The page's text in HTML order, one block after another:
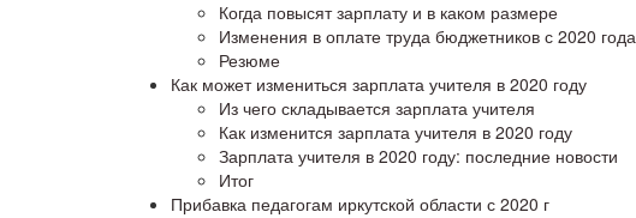
Когда повысят зарплату и в каком размере
Изменения в оплате труда бюджетников с 2020 года
Резюме
Как может измениться зарплата учителя в 2020 году
Из чего складывается зарплата учителя
Как изменится зарплата учителя в 2020 году
Зарплата учителя в 2020 году: последние новости
Итог
Прибавка педагогам иркутской области с 2020 г